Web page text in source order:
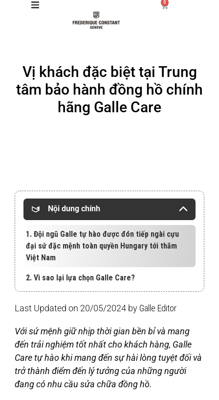
Manufacture
0
Vị khách đặc biệt tại Trung
tâm bảo hành đồng hồ chính
hãng Galle Care
Nội dung chính
1. Đội ngũ Galle tự hào được đón tiếp ngài cựu
đại sứ đặc mệnh toàn quyền Hungary tới thăm
Việt Nam
2. Vì sao lại lựa chọn Galle Care?
Last Updated on 20/05/2024 by Galle Editor
Với sứ mệnh giữ nhịp thời gian bền bỉ và mang
đến trải nghiệm tốt nhất cho khách hàng, Galle
Care tự hào khi mang đến sự hài lòng tuyệt đối và
trở thành điểm đến lý tưởng của những người
đang có nhu cầu sửa chữa đồng hồ.